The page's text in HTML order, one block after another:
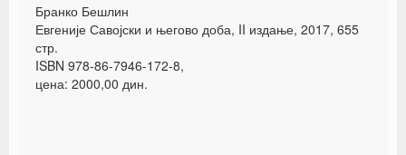
Бранко Бешлин
Евгеније Савојски и његово доба, II издање, 2017, 655
стр.
ISBN 978-86-7946-172-8,
цена: 2000,00 дин.